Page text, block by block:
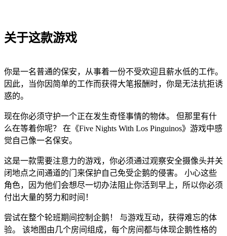
关于这款游戏
你是一名普通的保安，从事着一份不受欢迎且薪水低的工作。
因此，当你因简单的工作而获得大笔报酬时，你是无法抗拒诱
惑的。
现在你必须守护一个正在发生奇怪事情的物体。 但那里有什
么在等着你呢？ 在《Five Nights With Los Pinguinos》游戏中感
觉自己像一名保安。
这是一款需要注意力的游戏，你必须通过观察安全摄像头并关
闭地点之间通道的门来保护自己免受企鹅的侵害。 小心这些
角色，因为他们会想尽一切办法阻止你活到早上，所以你必须
付出大量的努力和时间！
尝试在整个轮班期间控制企鹅！ 与游戏互动，获得难忘的体
验。 该地图由几个房间组成，每个房间都与体现企鹅性格的